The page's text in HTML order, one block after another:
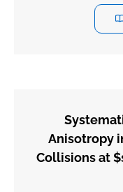
Anisotropy
Collisions at